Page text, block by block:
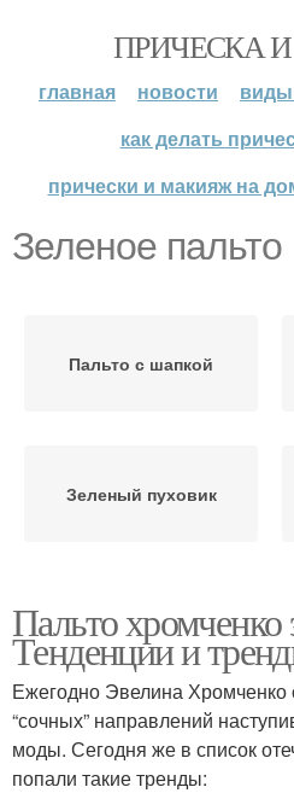
ПРИЧЕСКА
главная новости
виды
как делать
прически и макияж на
Зеленое пальто
Пальто с шапкой
Зеленый пуховик
Модные пальто
Пальто хромченко
Тенденции и
Ежегодно Эвелина Хромченко
“сочных” направлений
моды. Сегодня же в список
попали такие тренды: